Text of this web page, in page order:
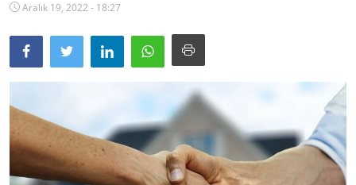
Ekonomi
Aktüel
Aralık 19, 2022 - 18:27